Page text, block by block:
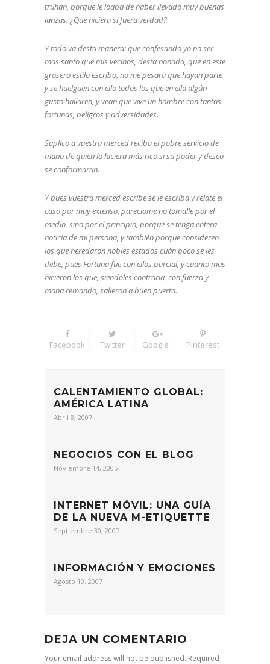
truhán, porque le loaba de haber llevado muy buenas
lanzas. ¿Que hiciera si fuera verdad?
Y todo va desta manera: que confesando yo no ser
mas santo que mis vecinos, desta nonada, que en este
grosero estilo escribo, no me pesara que hayan parte
y se huelguen con ello todos los que en ella algún
gusto hallaren, y vean que vive un hombre con tantas
fortunas, peligros y adversidades.
Suplico a vuestra merced reciba el pobre servicio de
mano de quien lo hiciera más rico si su poder y deseo
se conformaran.
Y pues vuestra merced escribe se le escriba y relate el
caso por muy extenso, pareciome no tomalle por el
medio, sino por el principio, porque se tenga entera
noticia de mi persona, y también porque consideren
los que heredaron nobles estados cuán poco se les
debe, pues Fortuna fue con ellos parcial, y cuanto mas
hicieron los que, siendoles contraria, con fuerza y
mana remando, salieron a buen puerto.
Facebook Twitter Google+ Pinterest
CALENTAMIENTO GLOBAL:
AMÉRICA LATINA
Abril 8, 2007
NEGOCIOS CON EL BLOG
Noviembre 14, 2005
INTERNET MÓVIL: UNA GUÍA
DE LA NUEVA M-ETIQUETTE
Septiembre 30, 2007
INFORMACIÓN Y EMOCIONES
Agosto 10, 2007
DEJA UN COMENTARIO
Your email address will not be published. Required